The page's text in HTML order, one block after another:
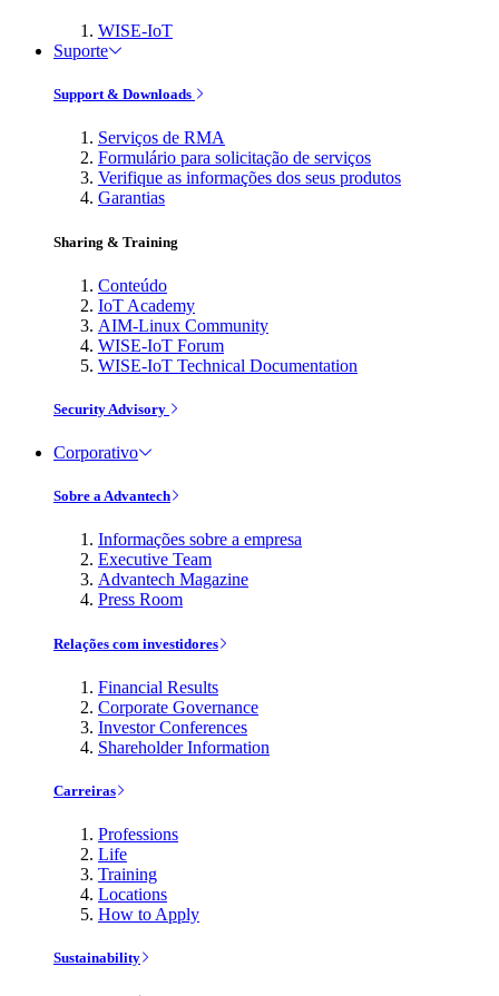
WISE-IoT
Suporte
Support & Downloads
Serviços de RMA
Formulário para solicitação de serviços
Verifique as informações dos seus produtos
Garantias
Sharing & Training
Conteúdo
IoT Academy
AIM-Linux Community
WISE-IoT Forum
WISE-IoT Technical Documentation
Security Advisory
Corporativo
Sobre a Advantech
Informações sobre a empresa
Executive Team
Advantech Magazine
Press Room
Relações com investidores
Financial Results
Corporate Governance
Investor Conferences
Shareholder Information
Carreiras
Professions
Life
Training
Locations
How to Apply
Sustainability